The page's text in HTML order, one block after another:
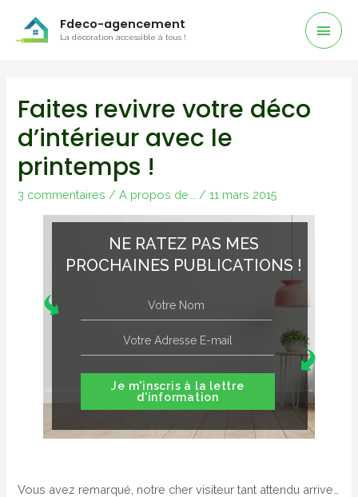
Fdeco-agencement
La décoration accessible à tous !
Faites revivre votre déco
d’intérieur avec le
printemps !
3 commentaires /A propos de... /11 mars 2015
NE RATEZ PAS MES
PROCHAINES PUBLICATIONS !
Je m'inscris à la lettre
d'information
Vous avez remarqué, notre cher visiteur tant attendu arrive…